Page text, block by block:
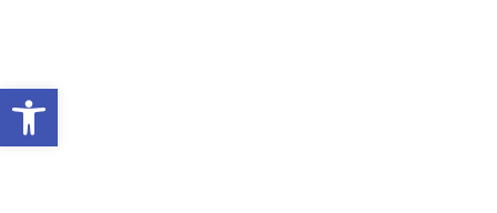
Abrir barra de herramientas